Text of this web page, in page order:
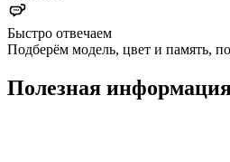
Быстро отвечаем
Подберём модель, цвет и память,
Полезная